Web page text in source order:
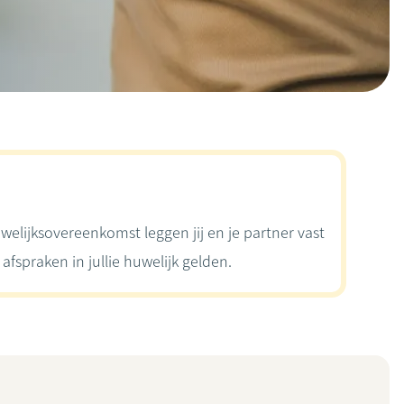
leggen jij en je partner vast
in jullie huwelijk gelden.